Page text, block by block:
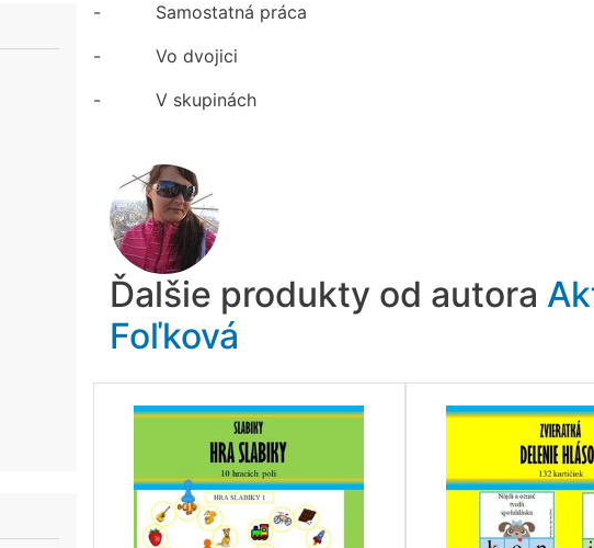
-
Samostatná práca
-
Vo dvojici
-
V skupinách
Ďalšie produkty od autora
Foľková